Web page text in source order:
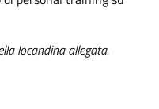
locandina allegata.